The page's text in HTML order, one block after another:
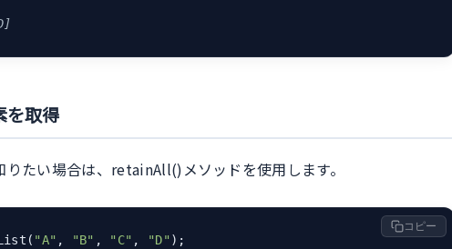
を取得
たい場合は、retainAll()メソッドを使用します。
"A" , "B" , "C" , "D"
コピー